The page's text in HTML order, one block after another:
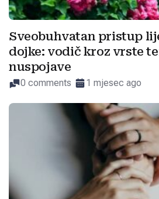
Sveobuhvatan pristup
dojke: vodič kroz vrste
nuspojave
0 comments 1 mjesec ago